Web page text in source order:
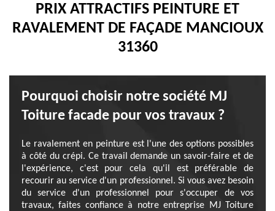
PRIX ATTRACTIFS PEINTURE ET
RAVALEMENT DE FAÇADE MANCIOUX
31360
Pourquoi choisir notre société MJ
Toiture facade pour vos travaux ?
Le ravalement en peinture est l'une des options possibles
à côté du crépi. Ce travail demande un savoir-faire et de
l'expérience, c'est pour cela qu'il est préférable de
recourir au service d'un professionnel. Si vous avez besoin
du service d'un professionnel pour s'occuper de vos
travaux, faites confiance à notre entreprise MJ Toiture